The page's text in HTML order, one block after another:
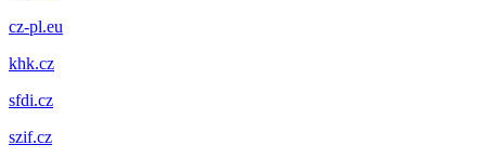
cz-pl.eu
khk.cz
sfdi.cz
szif.cz